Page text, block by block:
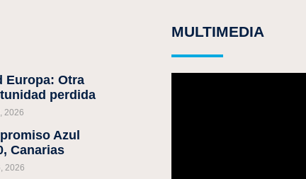
últimos éxitos
Europa: Otra
perdida
2026
Azul
Canarias
2026
MULTIMEDIA